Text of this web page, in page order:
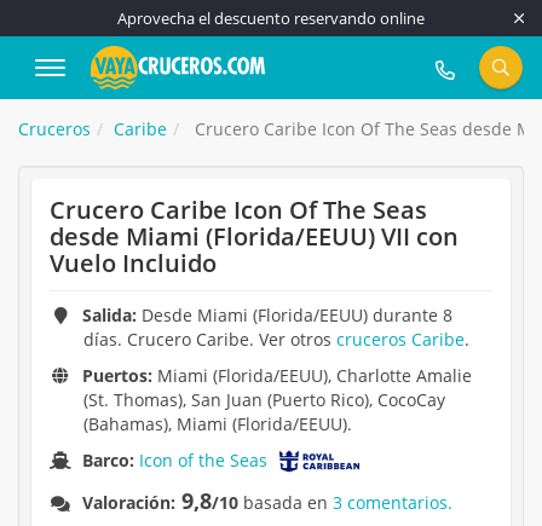
Aprovecha el descuento reservando online
917 815 555
Cruceros Caribe Crucero Caribe Icon Of The Seas desde
Crucero Caribe Icon Of The Seas
desde Miami (Florida/EEUU) VII con
Vuelo Incluido
Salida: Desde Miami (Florida/EEUU) durante 8
días. Crucero Caribe. Ver otros cruceros Caribe.
Puertos: Miami (Florida/EEUU), Charlotte Amalie
(St. Thomas), San Juan (Puerto Rico), CocoCay
(Bahamas), Miami (Florida/EEUU).
Barco: Icon of the Seas
Valoración: 9,8/10 basada en3 comentarios.